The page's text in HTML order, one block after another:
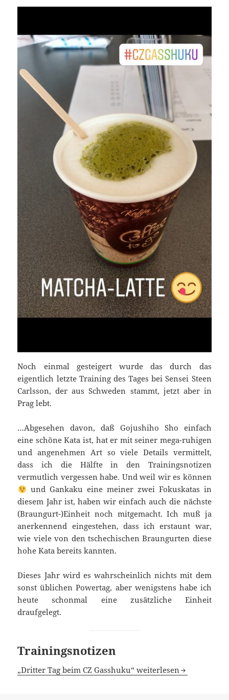
Noch einmal gesteigert wurde das durch das
eigentlich letzte Training des Tages bei Sensei Steen
Carlsson, der aus Schweden stammt, jetzt aber in
Prag lebt.
…Abgesehen davon, daß Gojushiho Sho einfach
eine schöne Kata ist, hat er mit seiner mega-ruhigen
und angenehmen Art so viele Details vermittelt,
dass ich die Hälfte in den Trainingsnotizen
vermutlich vergessen habe. Und weil wir es können
und Gankaku eine meiner zwei Fokuskatas in
diesem Jahr ist, haben wir einfach auch die nächste
(Braungurt-)Einheit noch mitgemacht. Ich muß ja
anerkennend eingestehen, dass ich erstaunt war,
wie viele von den tschechischen Braungurten diese
hohe Kata bereits kannten.
Dieses Jahr wird es wahrscheinlich nichts mit dem
sonst üblichen Powertag, aber wenigstens habe ich
heute schonmal eine zusätzliche Einheit
draufgelegt.
Trainingsnotizen
„Dritter Tag beim CZ Gasshuku“ weiterlesen